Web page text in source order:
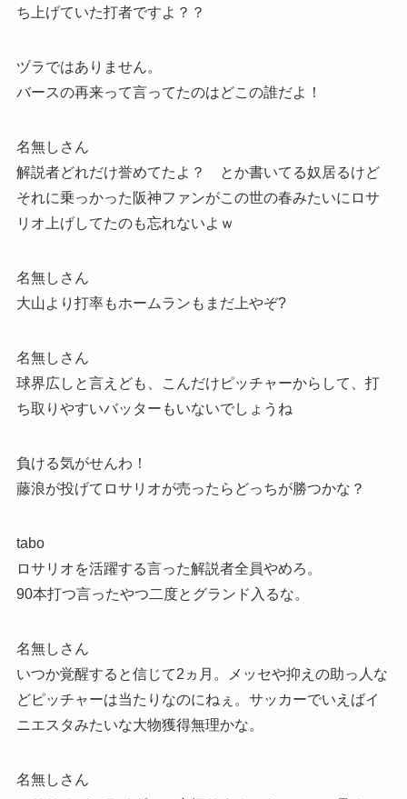
ち上げていた打者ですよ？？
ヅラではありません。
バースの再来って言ってたのはどこの誰だよ！
名無しさん
解説者どれだけ誉めてたよ？ とか書いてる奴居るけど
それに乗っかった阪神ファンがこの世の春みたいにロサ
リオ上げしてたのも忘れないよｗ
名無しさん
大山より打率もホームランもまだ上やぞ?
名無しさん
球界広しと言えども、こんだけピッチャーからして、打
ち取りやすいバッターもいないでしょうね
負ける気がせんわ！
藤浪が投げてロサリオが売ったらどっちが勝つかな？
tabo
ロサリオを活躍する言った解説者全員やめろ。
90本打つ言ったやつ二度とグランド入るな。
名無しさん
いつか覚醒すると信じて2ヵ月。メッセや抑えの助っ人な
どピッチャーは当たりなのにねぇ。サッカーでいえばイ
ニエスタみたいな大物獲得無理かな。
名無しさん